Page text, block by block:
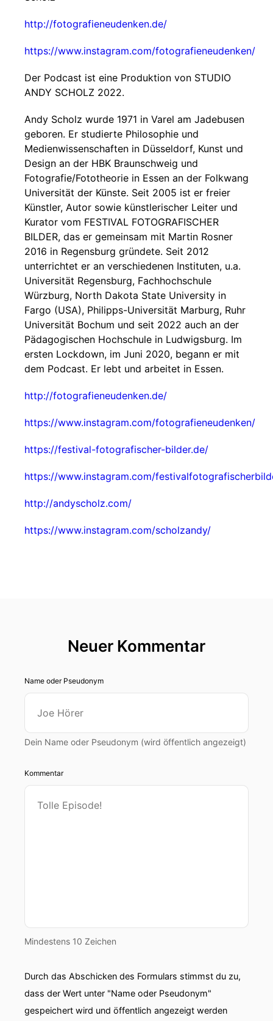
http://fotografieneudenken.de/
https://www.instagram.com/fotografieneudenken/
Der Podcast ist eine Produktion von STUDIO
ANDY SCHOLZ 2022.
Andy Scholz wurde 1971 in Varel am Jadebusen
geboren. Er studierte Philosophie und
Medienwissenschaften in Düsseldorf, Kunst und
Design an der HBK Braunschweig und
Fotografie/Fototheorie in Essen an der Folkwang
Universität der Künste. Seit 2005 ist er freier
Künstler, Autor sowie künstlerischer Leiter und
Kurator vom FESTIVAL FOTOGRAFISCHER
BILDER, das er gemeinsam mit Martin Rosner
2016 in Regensburg gründete. Seit 2012
unterrichtet er an verschiedenen Instituten, u.a.
Universität Regensburg, Fachhochschule
Würzburg, North Dakota State University in
Fargo (USA), Philipps-Universität Marburg, Ruhr
Universität Bochum und seit 2022 auch an der
Pädagogischen Hochschule in Ludwigsburg. Im
ersten Lockdown, im Juni 2020, begann er mit
dem Podcast. Er lebt und arbeitet in Essen.
http://fotografieneudenken.de/
https://www.instagram.com/fotografieneudenken/
https://festival-fotografischer-bilder.de/
https://www.instagram.com/
http://andyscholz.com/
https://www.instagram.com/scholzandy/
Neuer Kommentar
Name oder Pseudonym
Dein Name oder Pseudonym (wird öffentlich angezeigt)
Kommentar
Mindestens 10 Zeichen
Durch das Abschicken des Formulars stimmst du zu,
dass der Wert unter "Name oder Pseudonym"
gespeichert wird und öffentlich angezeigt werden